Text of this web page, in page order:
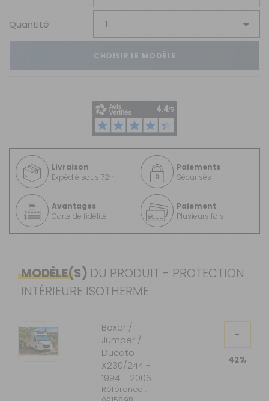
Quantité
CHOISIR LE MODÈLE
Livraison
Expédié sous 72h
Paiements
Sécurisés
Avantages
Carte de fidélité
Paiement
Plusieurs fois
MODÈLE(S) DU PRODUIT - PROTECTION
INTÉRIEURE ISOTHERME
Boxer /
Jumper /
Ducato
X230/244 -
1994 - 2006
Référence :
-
42%